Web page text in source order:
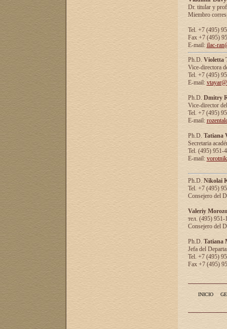
Dr. titular y
Miembro
Tel. +7 (495)
Fax +7 (495)
E-mail: ilac-
Ph.D. Violetta
Vice-directora
Tel. +7 (495)
E-mail:
Ph.D. Dmitry
Vice-director
Tel. +7 (495)
E-mail:
Ph.D. Tatiana
Secretaria
Tel. (495) 951-
E-mail:
Ph.D. Nikolai
Tel. +7 (495)
Consejero del
Valeriy
тел. (495) 951-
Consejero del
Ph.D. Tatiana
Jefa del
Tel. +7 (495)
Fax +7 (495)
INICIO